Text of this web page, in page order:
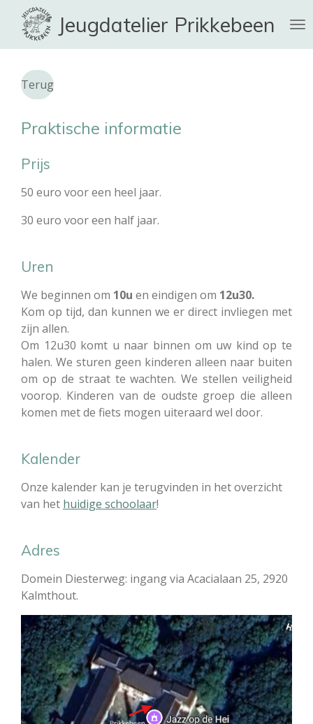
direct
naar
hoofdinhoud
Jeugdatelier Prikkebeen
Terug
Praktische informatie
Prijs
50 euro voor een heel jaar.
30 euro voor een half jaar.
Uren
We beginnen om 10u en eindigen om 12u30.
Kom op tijd, dan kunnen we er direct invliegen met
zijn allen.
Om 12u30 komt u naar binnen om uw kind op te
halen. We sturen geen kinderen alleen naar buiten
om op de straat te wachten. We stellen veiligheid
voorop. Kinderen van de oudste groep die alleen
komen met de fiets mogen uiteraard wel door.
Kalender
Onze kalender kan je terugvinden in het overzicht
van het huidige schoolaar!
Adres
Domein Diesterweg: ingang via Acacialaan 25, 2920
Kalmthout.